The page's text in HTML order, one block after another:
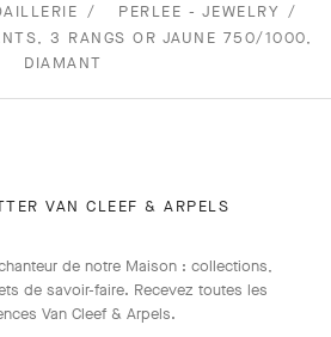
PERLEE - JEWELRY
3 RANGS OR JAUNE 750/1000,
DIAMANT
VAN CLEEF & ARPELS
de notre Maison : collections,
de savoir-faire. Recevez toutes les
Van Cleef & Arpels​.